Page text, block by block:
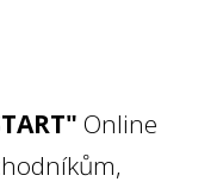
Online